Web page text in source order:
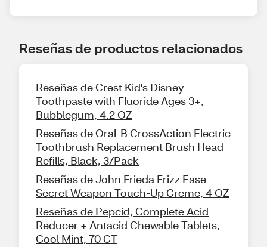
Reseñas de productos relacionados
Reseñas de Crest Kid's Disney
Toothpaste with Fluoride Ages 3+,
Bubblegum, 4.2 OZ
Reseñas de Oral-B CrossAction Electric
Toothbrush Replacement Brush Head
Refills, Black, 3/Pack
Reseñas de John Frieda Frizz Ease
Secret Weapon Touch-Up Creme, 4 OZ
Reseñas de Pepcid, Complete Acid
Reducer + Antacid Chewable Tablets,
Cool Mint, 70 CT